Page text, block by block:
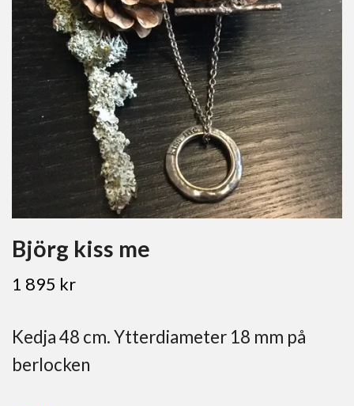
Björg kiss me
1 895 kr
Kedja 48 cm. Ytterdiameter 18 mm på
berlocken